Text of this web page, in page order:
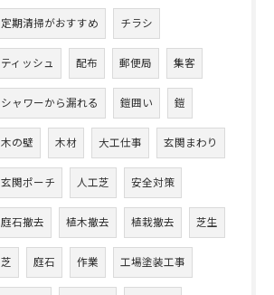
定期清掃がおすすめ チラシ
ティッシュ 配布 郵便局 集客
シャワーから漏れる 鎧囲い 鎧
木の壁 木材 大工仕事 玄関まわり
玄関ポーチ 人工芝 安全対策
庭石撤去 植木撤去 植栽撤去 芝生
芝 庭石 作業 工場塗装工事